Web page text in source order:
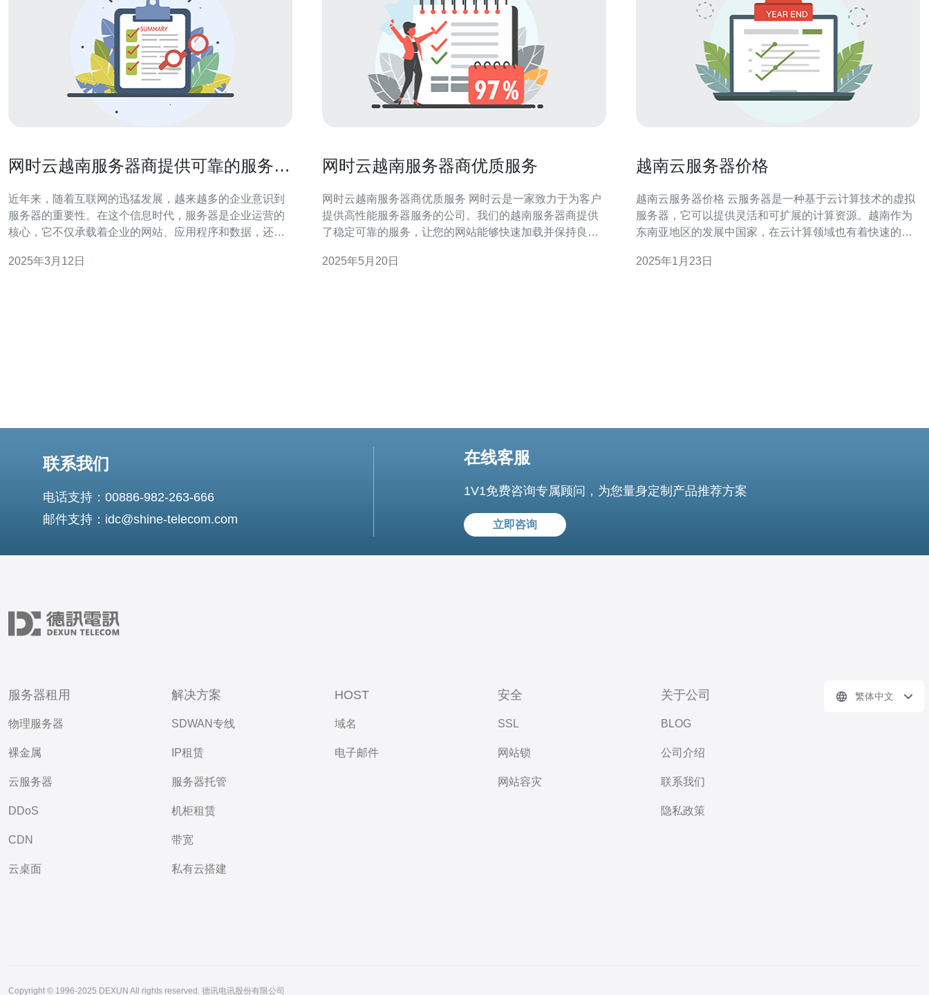
网时云越南服务器商提供可靠的服务器
近年来，随着互联网的迅猛发展，越来越多的企业意识到
服务器的重要性。在这个信息时代，服务器是企业运营的
核心，它不仅承载着企业的网站、应用程序和数据，还直
了企业首要任务之一。 作为一家知名的服务器商，网时云
2025年3月12日
网时云越南服务器商优质服务
网时云越南服务器商优质服务 网时云是一家致力于为客户
提供高性能服务器服务的公司。我们的越南服务器商提供
了稳定可靠的服务，让您的网站能够快速加载并保持良好
了服务器的稳定性和可靠性。 2. 高性能：我们的服务器配
2025年5月20日
越南云服务器价格
越南云服务器价格 云服务器是一种基于云计算技术的虚拟
服务器，它可以提供灵活和可扩展的计算资源。越南作为
东南亚地区的发展中国家，在云计算领域也有着快速的发
和个人用户选择在越南建立自己的云服务器。 越南云服务
2025年1月23日
联系我们
电话支持：00886-982-263-666
邮件支持：idc@shine-telecom.com
在线客服
1V1免费咨询专属顾问，为您量身定制产品推荐方案
立即咨询
服务器租用
物理服务器
裸金属
云服务器
DDoS
CDN
云桌面
解决方案
SDWAN专线
IP租赁
服务器托管
机柜租赁
带宽
私有云搭建
HOST
域名
电子邮件
安全
SSL
网站锁
网站容灾
关于公司
BLOG
公司介绍
联系我们
隐私政策
繁体中文
Copyright © 1996-2025 DEXUN All rights reserved. 德讯电讯股份有限公司